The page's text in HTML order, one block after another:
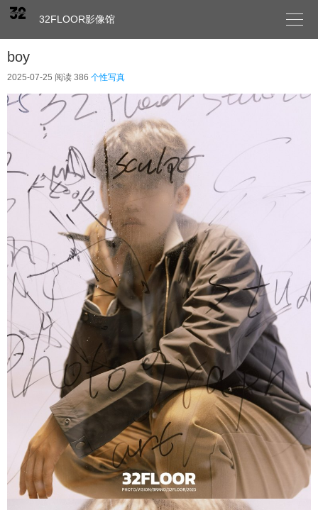
32FLOOR影像馆 
boy
2025-07-25 阅读 386 个性写真